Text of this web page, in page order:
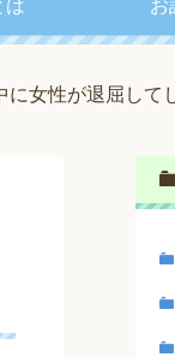
は
お
に女性が退屈して